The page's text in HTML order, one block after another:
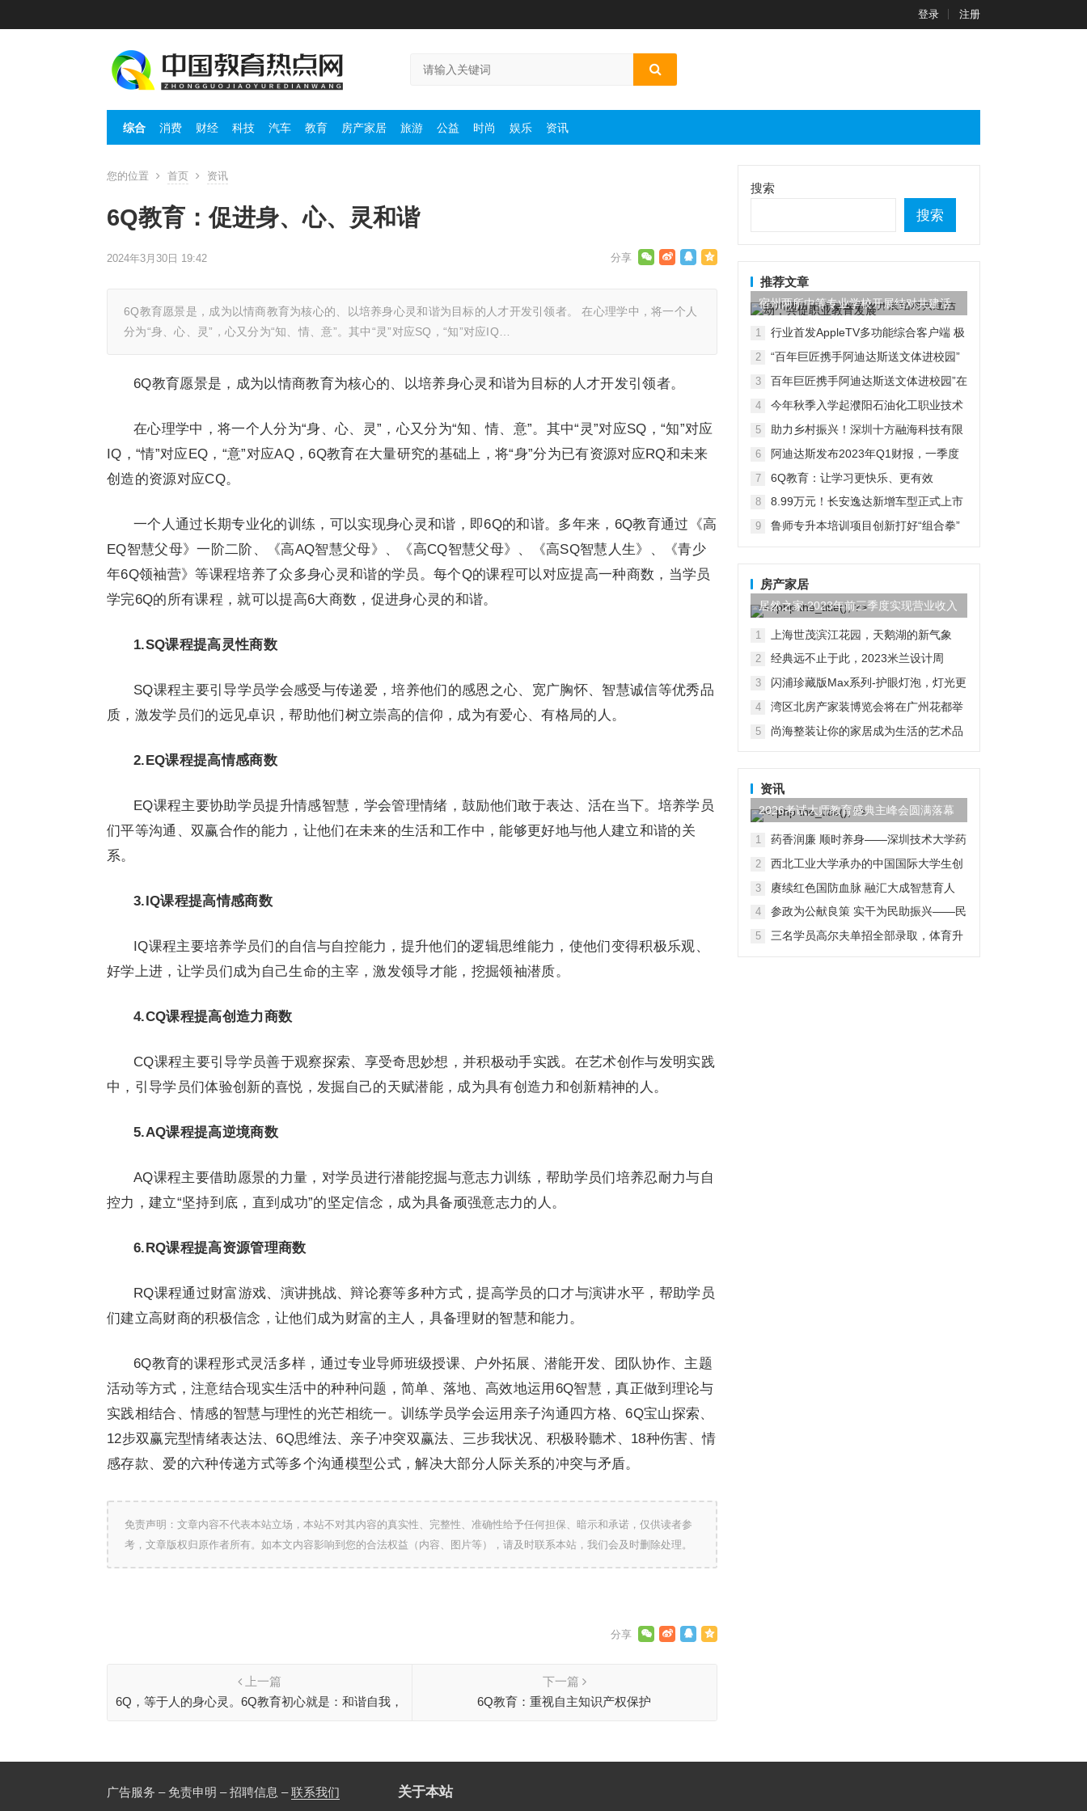
登录 注册
综合 消费 财经 科技 汽车 教育 房产家居 旅游 公益 时尚 娱乐 资讯
您的位置 首页 资讯
6Q教育：促进身、心、灵和谐
2024年3月30日 19:42
6Q教育愿景是，成为以情商教育为核心的、以培养身心灵和谐为目标的人才开发引领者。 在心理学中，将一个人
分为“身、心、灵”，心又分为“知、情、意”。其中“灵”对应SQ，“知”对应IQ…
6Q教育愿景是，成为以情商教育为核心的、以培养身心灵和谐为目标的人才开发引领者。
在心理学中，将一个人分为“身、心、灵”，心又分为“知、情、意”。其中“灵”对应SQ，“知”对应
IQ，“情”对应EQ，“意”对应AQ，6Q教育在大量研究的基础上，将“身”分为已有资源对应RQ和未来
创造的资源对应CQ。
一个人通过长期专业化的训练，可以实现身心灵和谐，即6Q的和谐。多年来，6Q教育通过《高
EQ智慧父母》一阶二阶、《高AQ智慧父母》、《高CQ智慧父母》、《高SQ智慧人生》、《青少
年6Q领袖营》等课程培养了众多身心灵和谐的学员。每个Q的课程可以对应提高一种商数，当学员
学完6Q的所有课程，就可以提高6大商数，促进身心灵的和谐。
1.SQ课程提高灵性商数
SQ课程主要引导学员学会感受与传递爱，培养他们的感恩之心、宽广胸怀、智慧诚信等优秀品
质，激发学员们的远见卓识，帮助他们树立崇高的信仰，成为有爱心、有格局的人。
2.EQ课程提高情感商数
EQ课程主要协助学员提升情感智慧，学会管理情绪，鼓励他们敢于表达、活在当下。培养学员
们平等沟通、双赢合作的能力，让他们在未来的生活和工作中，能够更好地与他人建立和谐的关
系。
3.IQ课程提高情感商数
IQ课程主要培养学员们的自信与自控能力，提升他们的逻辑思维能力，使他们变得积极乐观、
好学上进，让学员们成为自己生命的主宰，激发领导才能，挖掘领袖潜质。
4.CQ课程提高创造力商数
CQ课程主要引导学员善于观察探索、享受奇思妙想，并积极动手实践。在艺术创作与发明实践
中，引导学员们体验创新的喜悦，发掘自己的天赋潜能，成为具有创造力和创新精神的人。
5.AQ课程提高逆境商数
AQ课程主要借助愿景的力量，对学员进行潜能挖掘与意志力训练，帮助学员们培养忍耐力与自
控力，建立“坚持到底，直到成功”的坚定信念，成为具备顽强意志力的人。
6.RQ课程提高资源管理商数
RQ课程通过财富游戏、演讲挑战、辩论赛等多种方式，提高学员的口才与演讲水平，帮助学员
们建立高财商的积极信念，让他们成为财富的主人，具备理财的智慧和能力。
6Q教育的课程形式灵活多样，通过专业导师班级授课、户外拓展、潜能开发、团队协作、主题
活动等方式，注意结合现实生活中的种种问题，简单、落地、高效地运用6Q智慧，真正做到理论与
实践相结合、情感的智慧与理性的光芒相统一。训练学员学会运用亲子沟通四方格、6Q宝山探索、
12步双赢完型情绪表达法、6Q思维法、亲子冲突双赢法、三步我状况、积极聆聽术、18种伤害、情
感存款、爱的六种传递方式等多个沟通模型公式，解决大部分人际关系的冲突与矛盾。
免责声明：文章内容不代表本站立场，本站不对其内容的真实性、完整性、准确性给予任何担保、暗示和承诺，仅供读者参
考，文章版权归原作者所有。如本文内容影响到您的合法权益（内容、图片等），请及时联系本站，我们会及时删除处理。
上一篇
6Q，等于人的身心灵。6Q教育初心就是：和谐自我，
下一篇
6Q教育：重视自主知识产权保护
搜索
搜索
推荐文章
宿州两所中等专业学校开展结对共建活
动，共促职业教育发展
1
行业首发AppleTV多功能综合客户端 极
2
“百年巨匠携手阿迪达斯送文体进校园”
3
百年巨匠携手阿迪达斯送文体进校园”在
4
今年秋季入学起濮阳石油化工职业技术
石化“中原铁军”打造
5
助力乡村振兴！深圳十方融海科技有限
6
阿迪达斯发布2023年Q1财报，一季度
7 6Q教育：让学习更快乐、更有效
8
8.99万元！长安逸达新增车型正式上市
9
鲁师专升本培训项目创新打好“组合拳”
房产家居
居然之家:2023年前三季度实现营业收入
97.44亿元,同比...
1 上海世茂滨江花园，天鹅湖的新气象
2
经典远不止于此，2023米兰设计周
3
闪浦珍藏版Max系列-护眼灯泡，灯光更
4
湾区北房产家装博览会将在广州花都举
5 尚海整装让你的家居成为生活的艺术品
资讯
2026考试大师教育盛典主峰会圆满落幕
1
药香润廉 顺时养身——深圳技术大学药
题党日活动
2
西北工业大学承办的中国国际大学生创
3 赓续红色国防血脉 融汇大成智慧育人
4
参政为公献良策 实干为民助振兴——民
主题教育实践帮扶调研活动
5
三名学员高尔夫单招全部录取，体育升
广告服务 – 免责申明 – 招聘信息 –联系我们 关于本站